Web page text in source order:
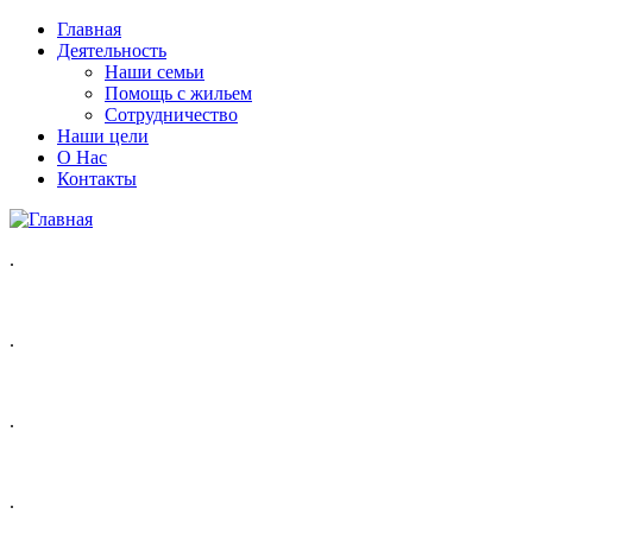
Главная
Деятельность
Наши семьи
Помощь с жильем
Сотрудничество
Наши цели
О Нас
Контакты
.
.
.
.